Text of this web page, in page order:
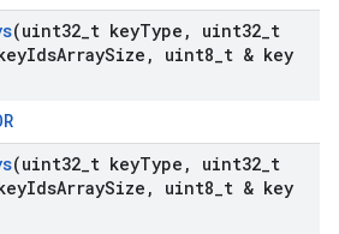
(uint32 t keyType , uint32 t
IdsArraySize , uint8 t & key
(uint32 t keyType , uint32 t
IdsArraySize , uint8 t & key